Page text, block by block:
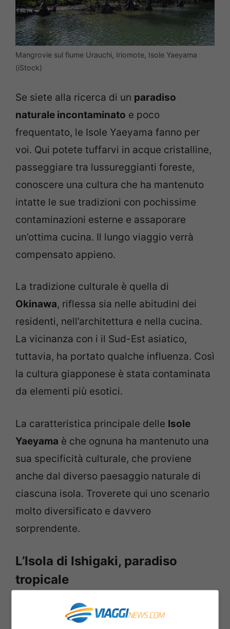
Mangrovie sul fiume Urauchi, Iriomote, Isole Yaeyama
(iStock)
Se siete alla ricerca di un paradiso
naturale incontaminato e poco
frequentato, le Isole Yaeyama fanno per
voi. Qui potete tuffarvi in acque cristalline,
passeggiare tra lussureggianti foreste,
conoscere una cultura che ha mantenuto
intatte le sue tradizioni con pochissime
contaminazioni esterne e assaporare
un’ottima cucina. Il lungo viaggio verrà
compensato appieno.
La tradizione culturale è quella di
Okinawa, riflessa sia nelle abitudini dei
residenti, nell’architettura e nella cucina.
La vicinanza con i il Sud-Est asiatico,
tuttavia, ha portato qualche influenza. Così
la cultura giapponese è stata contaminata
da elementi più esotici.
La caratteristica principale delle Isole
Yaeyama è che ognuna ha mantenuto una
sua specificità culturale, che proviene
anche dal diverso paesaggio naturale di
ciascuna isola. Troverete qui uno scenario
molto diversificato e davvero
sorprendente.
L’Isola di Ishigaki, paradiso
tropicale
Ishigakiil paesaggio è quasi
tropicale, emblematicamente